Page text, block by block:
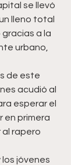
se llevó
lleno total
gracias a la
urbano,
de este
acudió al
esperar el
en primera
al rapero
los jóvenes